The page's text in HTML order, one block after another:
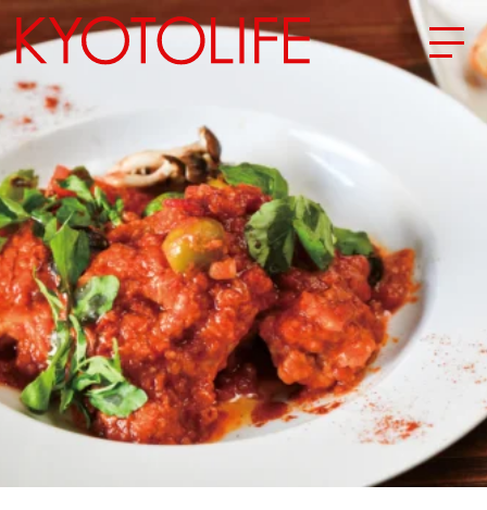
エリアから探す
地図から探す
カテゴリーから探す
SPECIAL
NEW OPEN
SERIES
CULTURE